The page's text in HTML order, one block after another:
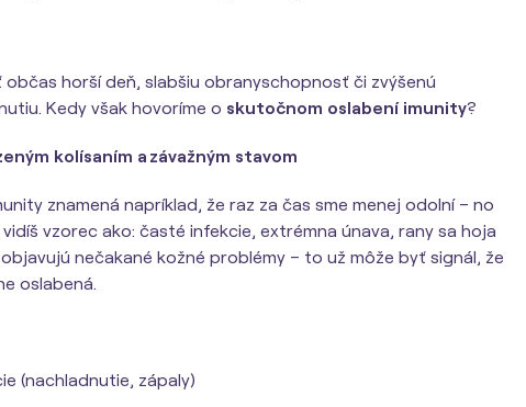
občas horší deň, slabšiu obranyschopnosť či zvýšenú
Kedy však hovoríme o skutočnom oslabení imunity?
kolísaním a závažným stavom
znamená napríklad, že raz za čas sme menej odolní – no
vzorec ako: časté infekcie, extrémna únava, rany sa hoja
nečakané kožné problémy – to už môže byť signál, že
oslabená.
(nachladnutie, zápaly)